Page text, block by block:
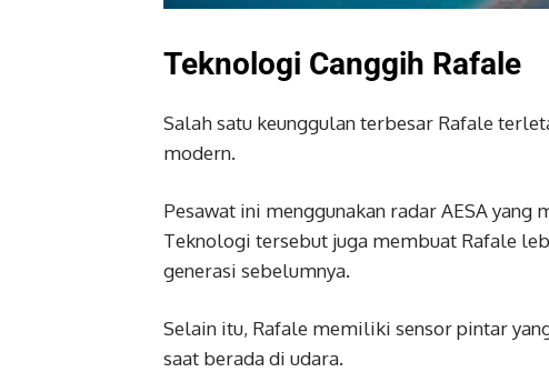
Teknologi Canggih Rafale
Salah satu keunggulan terbesar Rafale
modern.
Pesawat ini menggunakan radar AESA
Teknologi tersebut juga membuat Rafale
generasi sebelumnya.
Selain itu, Rafale memiliki sensor pintar
saat berada di udara.